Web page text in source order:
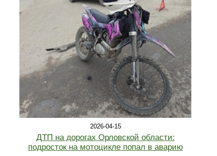
2026-04-15
ДТП на дорогах Орловской области:
подросток на мотоцикле попал в аварию